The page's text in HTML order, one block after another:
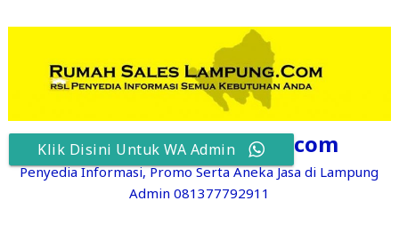
content
RumahSalesLampung.com
Penyedia Informasi, Promo Serta Aneka Jasa di Lampung
Admin 081377792911
Klik Disini Untuk WA Admin